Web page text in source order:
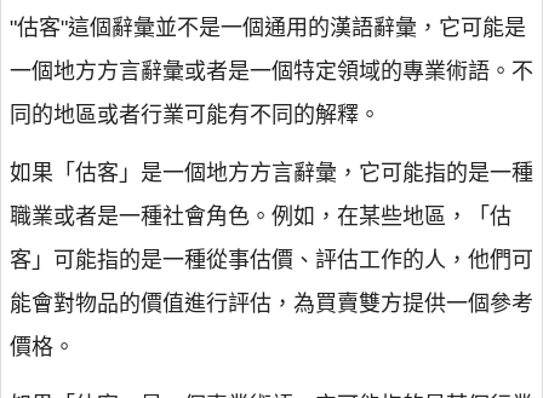
"估客"這個辭彙並不是一個通用的漢語辭彙，它可能是
一個地方方言辭彙或者是一個特定領域的專業術語。不
同的地區或者行業可能有不同的解釋。
如果「估客」是一個地方方言辭彙，它可能指的是一種
職業或者是一種社會角色。例如，在某些地區，「估
客」可能指的是一種從事估價、評估工作的人，他們可
能會對物品的價值進行評估，為買賣雙方提供一個參考
價格。